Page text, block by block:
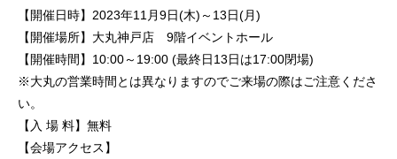
【開催日時】2023年11月9日(木)～13日(月)
【開催場所】大丸神戸店 9階イベントホール
【開催時間】10:00～19:00 (最終日13日は17:00閉場)
※大丸の営業時間とは異なりますのでご来場の際はご注意くださ
い。
【入 場 料】無料
【会場アクセス】